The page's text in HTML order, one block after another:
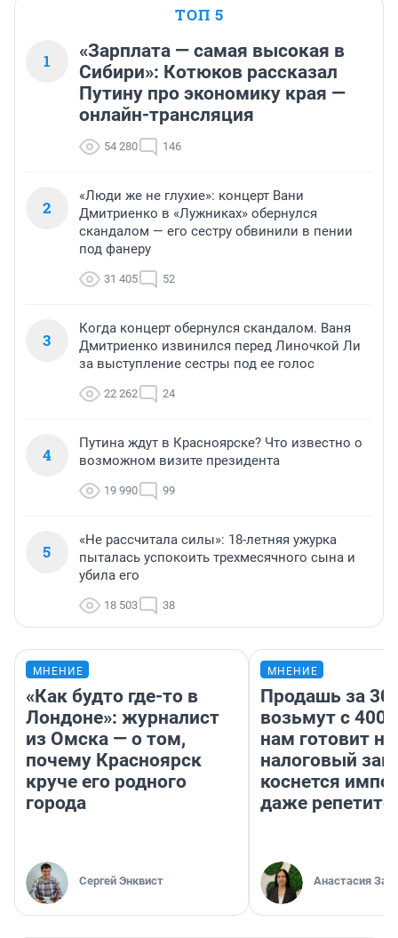
ТОП 5
1
«Зарплата — самая высокая в
Сибири»: Котюков рассказал
Путину про экономику края —
онлайн-трансляция
54 280 146
2
«Люди же не глухие»: концерт Вани
Дмитриенко в «Лужниках» обернулся
скандалом — его сестру обвинили в пении
под фанеру
31 405 52
3
Когда концерт обернулся скандалом. Ваня
Дмитриенко извинился перед Линочкой Ли
за выступление сестры под ее голос
22 262 24
4
Путина ждут в Красноярске? Что известно о
возможном визите президента
19 990 99
5
«Не рассчитала силы»: 18-летняя ужурка
пыталась успокоить трехмесячного сына и
убила его
18 503 38
МНЕНИЕ
«Как будто где-то в
Лондоне»: журналист
из Омска — о том,
почему Красноярск
круче его родного
города
Сергей Энквист
МНЕНИЕ
Продашь за
возьмут с
нам готовит
налоговый
коснется
даже
Анастасия